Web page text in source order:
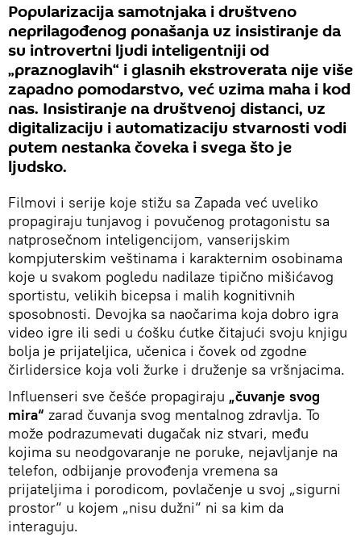
Popularizacija samotnjaka i društveno
neprilagođenog ponašanja uz insistiranje da
su introvertni ljudi inteligentniji od
„praznoglavih“ i glasnih ekstroverata nije više
zapadno pomodarstvo, već uzima maha i kod
nas. Insistiranje na društvenoj distanci, uz
digitalizaciju i automatizaciju stvarnosti vodi
putem nestanka čoveka i svega što je
ljudsko.
Filmovi i serije koje stižu sa Zapada već uveliko
propagiraju tunjavog i povučenog protagonistu sa
natprosečnom inteligencijom, vanserijskim
kompjuterskim veštinama i karakternim osobinama
koje u svakom pogledu nadilaze tipično mišićavog
sportistu, velikih bicepsa i malih kognitivnih
sposobnosti. Devojka sa naočarima koja dobro igra
video igre ili sedi u ćošku ćutke čitajući svoju knjigu
bolja je prijateljica, učenica i čovek od zgodne
čirlidersice koja voli žurke i druženje sa vršnjacima.
Influenseri sve češće propagiraju „čuvanje svog
mira“ zarad čuvanja svog mentalnog zdravlja. To
može podrazumevati dugačak niz stvari, među
kojima su neodgovaranje ne poruke, nejavljanje na
telefon, odbijanje provođenja vremena sa
prijateljima i porodicom, povlačenje u svoj „sigurni
prostor“ u kojem „nisu dužni“ ni sa kim da
interaguju.